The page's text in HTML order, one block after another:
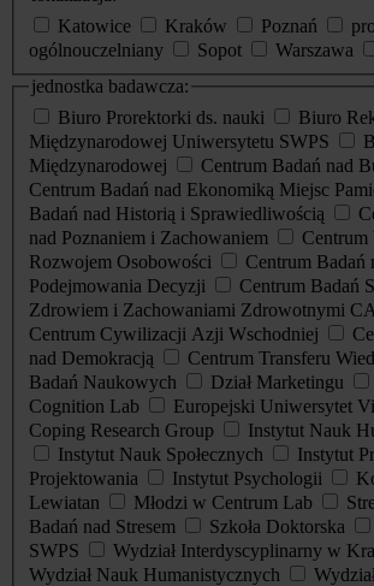
Katowice
Kraków Poznań
ogólnouczelniany
Sopot Warszawa
jednostka badawcza:
Biuro Prorektorki ds. nauki
Biuro
Międzynarodowej Uniwersytetu SWPS
Międzynarodowej
Centrum Badań nad
Centrum Badań nad Ekonomiką Miejsc
Badań nad Historią i Sprawiedliwością
nad Poznaniem i Zachowaniem
Centrum
Rozwojem Osobowości
Centrum Badań
Podejmowania Decyzji
Centrum Badań
Zdrowiem i Zachowaniami Zdrowotnymi
Centrum Cywilizacji Azji Wschodniej
nad Demokracją
Centrum Transferu
Badań Naukowych
Dział Marketingu
Cognition Lab
Europejski Uniwersytet
Coping Research Group
Instytut Nauk
Instytut Nauk Społecznych
Instytut
Projektowania
Instytut Psychologii
Lewiatan
Młodzi w Centrum Lab
Badań nad Stresem
Szkoła Doktorska
SWPS
Wydział Interdyscyplinarny w
Wydział Nauk Humanistycznych